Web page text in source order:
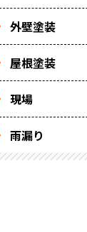
外壁塗装
屋根塗装
現場
雨漏り